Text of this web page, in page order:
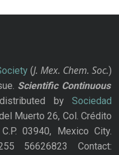
(J. Mex. Chem. Soc.)
Scientific Continuous
bySociedad
Muerto 26, Col. Crédito
03940, Mexico City.
56626823 Contact: